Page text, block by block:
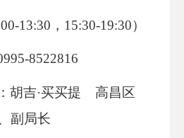
13:30，15:30-19:30）
8522816
胡吉·买买提
高昌区
副局长